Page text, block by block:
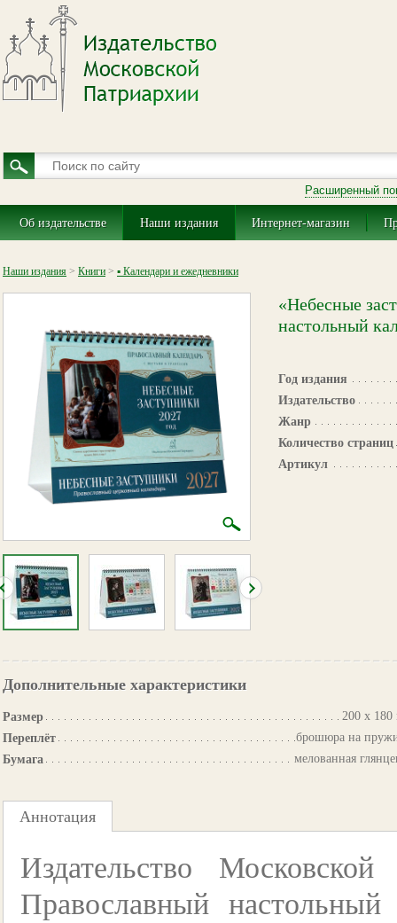
Расширенный
Об издательстве Наши издания Интернет-магазин
Наши издания > Книги > ▪ Календари и ежедневники
«Небесные
настольный
Год издания
Издательство
Жанр
Количество страниц
Артикул
Дополнительные характеристики
Размер
200 х
Переплёт
брошюра на
Бумага
мелованная
Аннотация
Издательство
Православный